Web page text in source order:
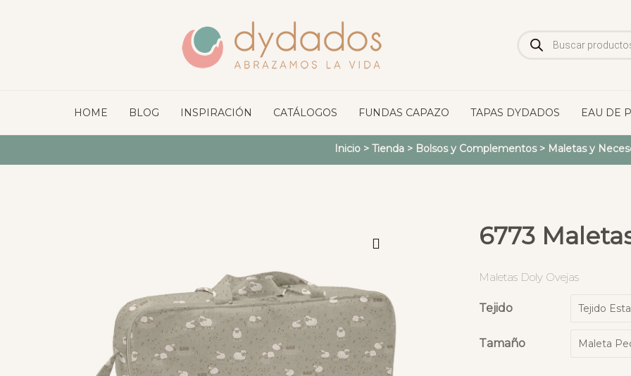
de
productos
HOME BLOG INSPIRACIÓN CATÁLOGOS FUNDAS CAPAZO TAPAS DYDADOS EAU DE
Inicio> Tienda> Bolsos y Complementos> Maletas y
6773
Maletas Doly Ovejas
Tejido
Tamaño